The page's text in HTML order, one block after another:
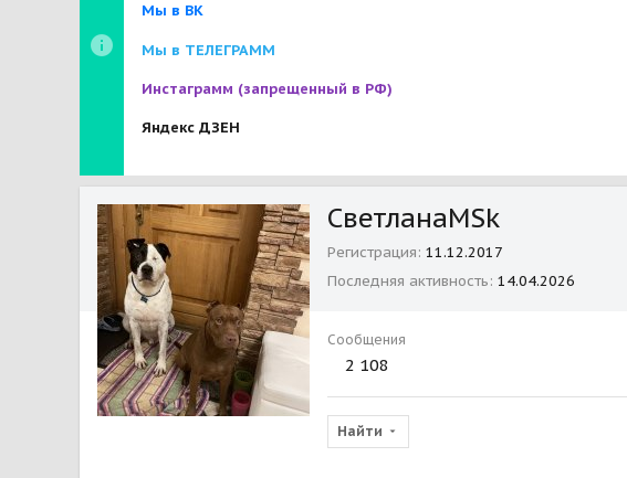
Мы в ВК
Мы в ТЕЛЕГРАММ
Инстаграмм (запрещенный в РФ)
Яндекс ДЗЕН
СветланаMSk
Регистрация 11.12.2017
Последняя активность 14.04.2026
Сообщения
2 108
Найти